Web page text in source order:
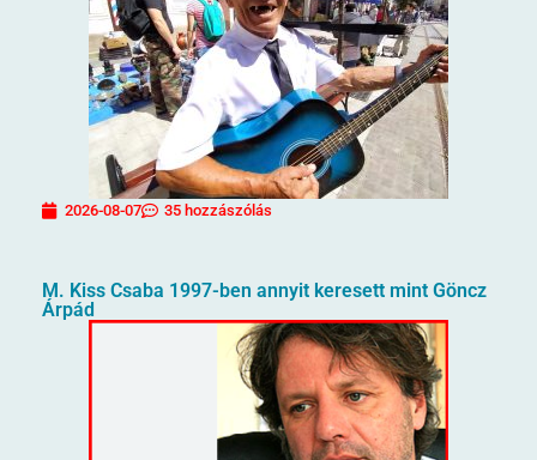
2026-08-07 35 hozzászólás
M. Kiss Csaba 1997-ben annyit keresett mint Göncz
Árpád